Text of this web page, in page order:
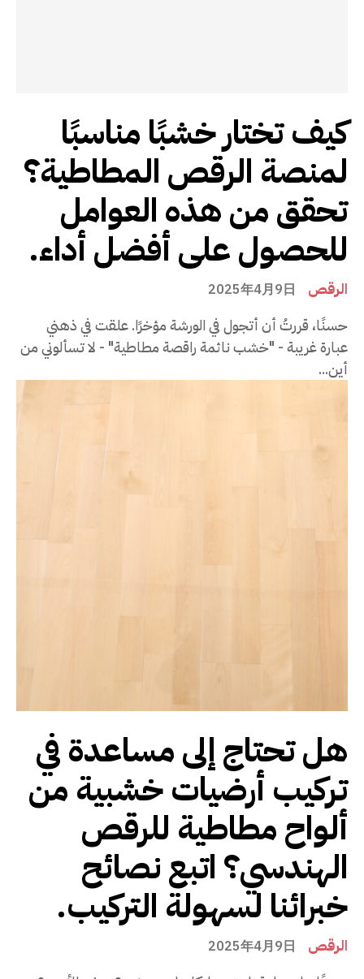
كيف تختار خشبًا مناسبًا
لمنصة الرقص المطاطية؟
تحقق من هذه العوامل
للحصول على أفضل أداء.
الرقص 2025年4月9日
حسنًا، قررتُ أن أتجول في الورشة مؤخرًا. علقت في ذهني
عبارة غريبة - "خشب نائمة راقصة مطاطية" - لا تسألوني من
أين...
هل تحتاج إلى مساعدة في
تركيب أرضيات خشبية من
ألواح مطاطية للرقص
الهندسي؟ اتبع نصائح
خبرائنا لسهولة التركيب.
الرقص 2025年4月9日